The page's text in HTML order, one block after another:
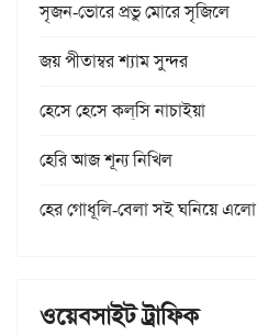
সৃজন-ভোরে প্রভু মোরে সৃজিলে
জয় পীতাম্বর শ্যাম সুন্দর
হেসে হেসে কল্‌সি নাচাইয়া
হেরি আজ শূন্য নিখিল
হের গোধূলি-বেলা সই ঘনিয়ে এলো
ওয়েবসাইট ট্রাফিক